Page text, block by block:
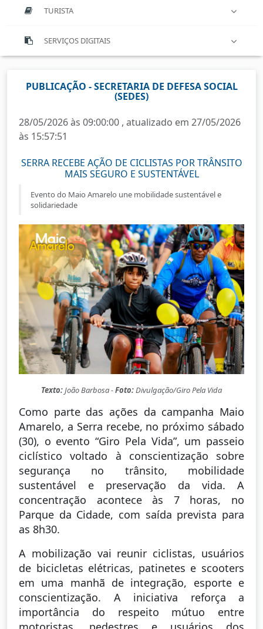
TURISTA
SERVIÇOS DIGITAIS
PUBLICAÇÃO - SECRETARIA DE DEFESA SOCIAL
(SEDES)
28/05/2026 às 09:00:00 , atualizado em 27/05/2026
às 15:57:51
SERRA RECEBE AÇÃO DE CICLISTAS POR TRÂNSITO
MAIS SEGURO E SUSTENTÁVEL
Evento do Maio Amarelo une mobilidade sustentável e
solidariedade
Texto:João Barbosa -Foto:Divulgação/Giro Pela Vida
Como parte das ações da campanha Maio
Amarelo, a Serra recebe, no próximo sábado
(30), o evento “Giro Pela Vida”, um passeio
ciclístico voltado à conscientização sobre
segurança no trânsito, mobilidade
sustentável e preservação da vida. A
concentração acontece às 7 horas, no
Parque da Cidade, com saída prevista para
as 8h30.
A mobilização vai reunir ciclistas, usuários
de bicicletas elétricas, patinetes e scooters
em uma manhã de integração, esporte e
conscientização. A iniciativa reforça a
importância do respeito mútuo entre